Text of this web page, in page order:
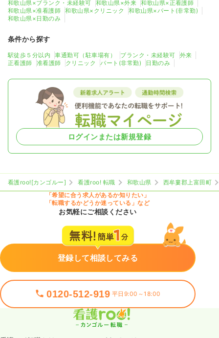
和歌山県×ブランク・未経験可
和歌山県×外来
和歌山県×正看護師
和歌山県×准看護師
和歌山県×クリニック
和歌山県×パート(非常勤)
和歌山県×日勤のみ
条件から探す
駅徒歩５分以内 車通勤可（駐車場有） ブランク・未経験可
外来
正看護師
准看護師 クリニック パート(非常勤) 日勤のみ
ログインまたは新規登録
看護roo![カンゴルー] 看護roo! 転職 和歌山県
西牟婁郡上富田町
「希望に合う求人があるか知りたい」
「転職するかどうか迷っている」など
お気軽にご相談ください
登録して相談してみる
0120-512-919 平日9:00～18:00